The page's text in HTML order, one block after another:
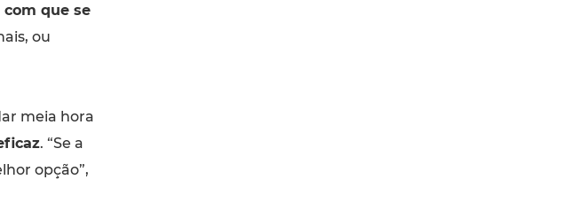
que se
ou
meia hora
. “Se a
opção”,